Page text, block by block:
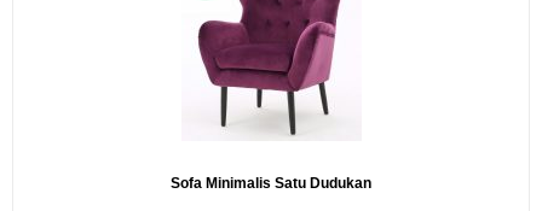
Sofa Minimalis Satu Dudukan